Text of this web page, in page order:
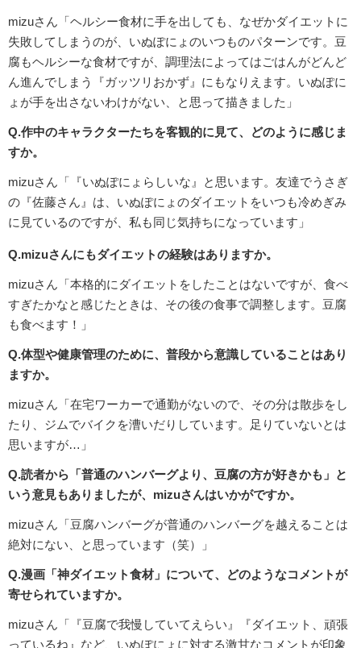
mizuさん「ヘルシー食材に手を出しても、なぜかダイエットに
失敗してしまうのが、いぬぽにょのいつものパターンです。豆
腐もヘルシーな食材ですが、調理法によってはごはんがどんど
ん進んでしまう『ガッツリおかず』にもなりえます。いぬぽに
ょが手を出さないわけがない、と思って描きました」
Q.作中のキャラクターたちを客観的に見て、どのように感じま
すか。
mizuさん「『いぬぽにょらしいな』と思います。友達でうさぎ
の『佐藤さん』は、いぬぽにょのダイエットをいつも冷めぎみ
に見ているのですが、私も同じ気持ちになっています」
Q.mizuさんにもダイエットの経験はありますか。
mizuさん「本格的にダイエットをしたことはないですが、食べ
すぎたかなと感じたときは、その後の食事で調整します。豆腐
も食べます！」
Q.体型や健康管理のために、普段から意識していることはあり
ますか。
mizuさん「在宅ワーカーで通勤がないので、その分は散歩をし
たり、ジムでバイクを漕いだりしています。足りていないとは
思いますが…」
Q.読者から「普通のハンバーグより、豆腐の方が好きかも」と
いう意見もありましたが、mizuさんはいかがですか。
mizuさん「豆腐ハンバーグが普通のハンバーグを越えることは
絶対にない、と思っています（笑）」
Q.漫画「神ダイエット食材」について、どのようなコメントが
寄せられていますか。
mizuさん「『豆腐で我慢していてえらい』『ダイエット、頑張
っているね』など、いぬぽにょに対する激甘なコメントが印象